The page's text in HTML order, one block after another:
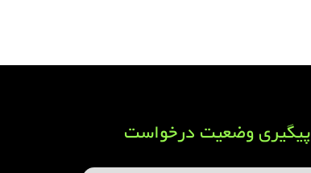
پیگیری وضعیت درخواست